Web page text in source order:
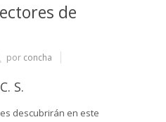
de
por concha
S.
descubrirán en este